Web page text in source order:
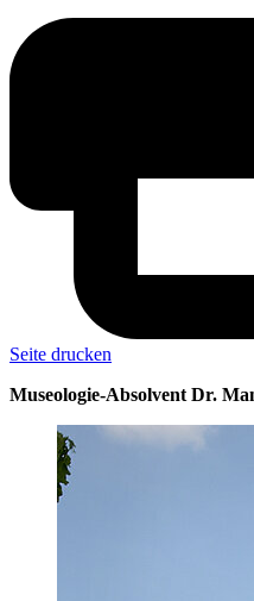
Seite drucken
Museologie-Absolvent Dr.